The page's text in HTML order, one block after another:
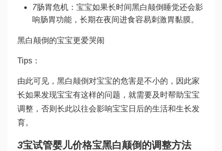
7肠胃危机：宝宝如果长时间黑白颠倒睡觉还会影
响肠胃功能，长期在夜间进食容易刺激胃黏膜。
黑白颠倒的宝宝更爱哭闹
Tips：
由此可见，黑白颠倒对宝宝的危害是不小的，因此家
长如果发现宝宝有这样的问题，就需要及时帮助宝宝
调整，否则长此以往会影响宝宝日后的生活和生长发
育。
3宝试管婴儿价格宝黑白颠倒的调整方法